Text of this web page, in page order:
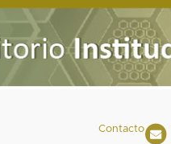
Contacto